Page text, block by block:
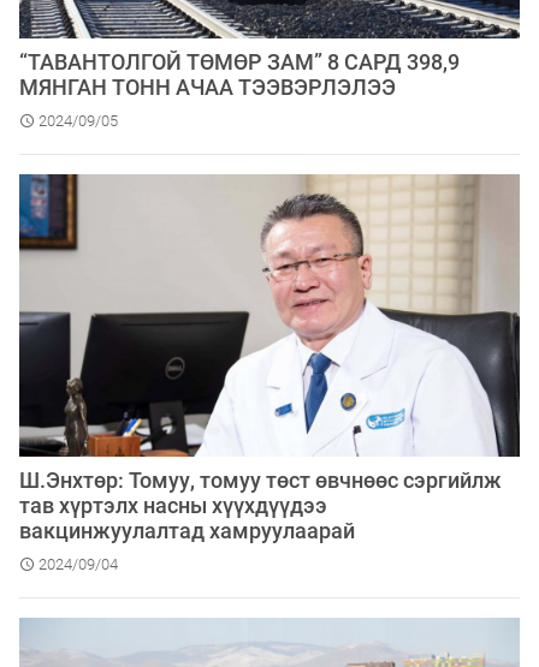
“ТАВАНТОЛГОЙ ТӨМӨР ЗАМ” 8 САРД 398,9
МЯНГАН ТОНН АЧАА ТЭЭВЭРЛЭЛЭЭ
2024/09/05
Ш.Энхтөр: Томуу, томуу төст өвчнөөс сэргийлж
тав хүртэлх насны хүүхдүүдээ
вакцинжуулалтад хамруулаарай
2024/09/04